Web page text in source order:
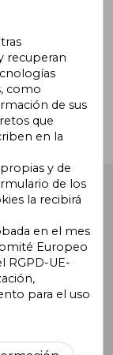
Buscalibre
recuperan
como
de sus
que
en la
y de
de los
la recibirá
en el mes
Europeo
RGPD-UE-
para el uso